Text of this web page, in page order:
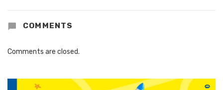
COMMENTS
Comments are closed.